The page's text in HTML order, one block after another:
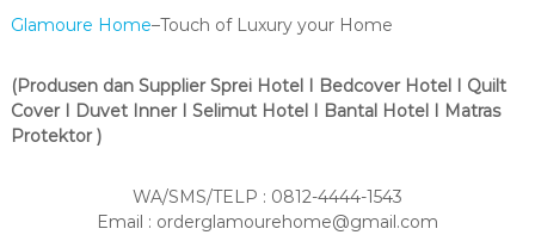
Glamoure Home–Touch of Luxury your Home
(Produsen dan Supplier Sprei Hotel I Bedcover Hotel I Quilt
Cover I Duvet Inner I Selimut Hotel I Bantal Hotel I Matras
Protektor )
WA/SMS/TELP : 0812-4444-1543
Email : orderglamourehome@gmail.com